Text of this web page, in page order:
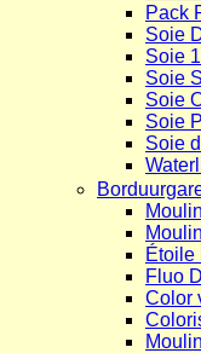
Pack
Soie
Soie
Soie
Soie
Soie
Soie
Étoile
Fluo
Color